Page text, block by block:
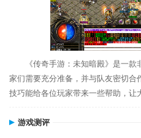
《传奇手游：未知暗殿》是一
家们需要充分准备，并与队友密切合
技巧能给各位玩家带来一些帮助，让
游戏测评